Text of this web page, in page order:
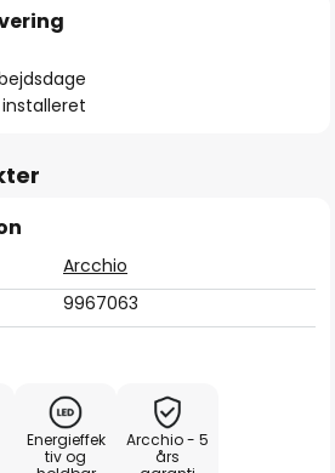
installeret
Arcchio
9967063
Energieffek
tiv og
Arcchio - 5
års